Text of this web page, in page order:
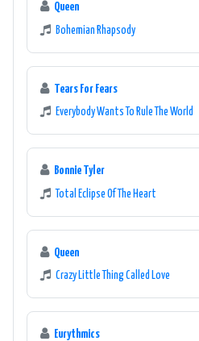
Queen
Bohemian Rhapsody
Tears For Fears
Everybody Wants To Rule The World
Bonnie Tyler
Total Eclipse Of The Heart
Queen
Crazy Little Thing Called Love
Eurythmics